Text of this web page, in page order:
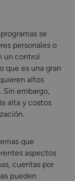
se
personales o
un control
que es una gran
altos
Sin embargo,
alta y costos
que
aspectos
cuentas por
pueden